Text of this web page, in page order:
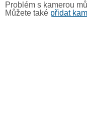
Problém s kamerou
Můžete také přidat